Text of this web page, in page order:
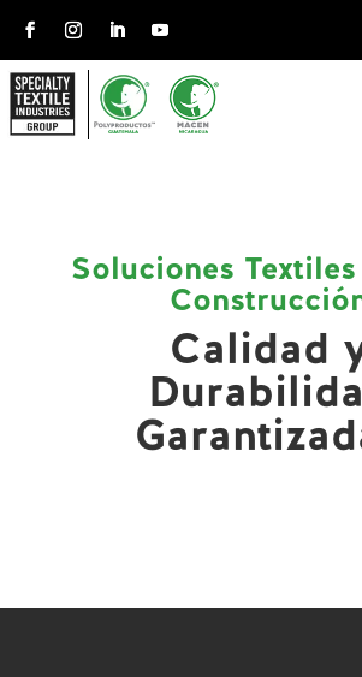
Soluciones
Calidad